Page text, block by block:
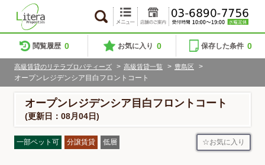
閲覧履歴 0 お気に入り 0 保存した条件 0
高級賃貸のリテラプロパティーズ > 高級賃貸一覧 > 豊島区
>
オープンレジデンシア目白フロントコート
オープンレジデンシア目白フロントコート
(更新日：08月04日)
一部ペット可 分譲賃貸 低層 お気に入り